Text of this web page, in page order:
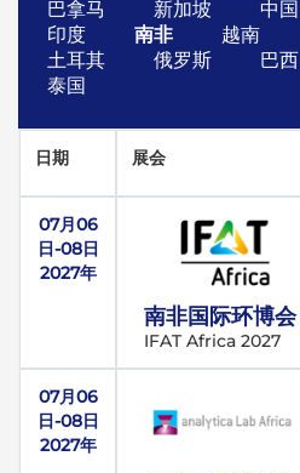
巴拿马
新加坡 中国
印度
南非 越南
土耳其
俄罗斯 巴西
泰国
日期 展会
07月06
日-08日
2027年
南非国际环博会
IFAT Africa 2027
07月06
日-08日
2027年